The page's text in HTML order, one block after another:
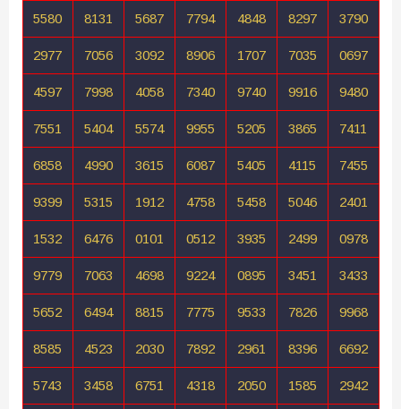
5580 8131 5687 7794 4848 8297 3790
2977 7056 3092 8906 1707 7035 0697
4597 7998 4058 7340 9740 9916 9480
7551 5404 5574 9955 5205 3865 7411
6858 4990 3615 6087 5405 4115 7455
9399 5315 1912 4758 5458 5046 2401
1532 6476 0101 0512 3935 2499 0978
9779 7063 4698 9224 0895 3451 3433
5652 6494 8815 7775 9533 7826 9968
8585 4523 2030 7892 2961 8396 6692
5743 3458 6751 4318 2050 1585 2942